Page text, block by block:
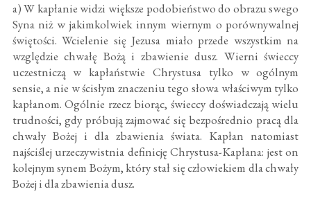
a) W kapłanie widzi większe podobieństwo do obrazu swego
Syna niż w jakimkolwiek innym wiernym o porównywalnej
świętości. Wcielenie się Jezusa miało przede wszystkim na
względzie chwałę Bożą i zbawienie dusz. Wierni świeccy
uczestniczą w kapłaństwie Chrystusa tylko w ogólnym
sensie, a nie w ścisłym znaczeniu tego słowa właściwym tylko
kapłanom. Ogólnie rzecz biorąc, świeccy doświadczają wielu
trudności, gdy próbują zajmować się bezpośrednio pracą dla
chwały Bożej i dla zbawienia świata. Kapłan natomiast
najściślej urzeczywistnia definicję Chrystusa-Kapłana: jest on
kolejnym synem Bożym, który stał się człowiekiem dla chwały
Bożej i dla zbawienia dusz.